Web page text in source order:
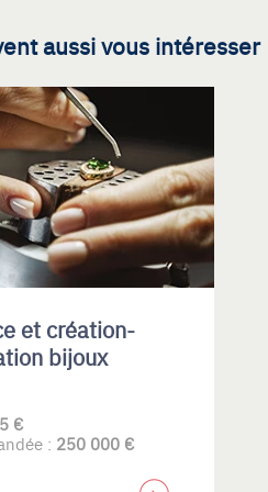
aussi vous intéresser
et création-
bijoux
€
: 250 000 €